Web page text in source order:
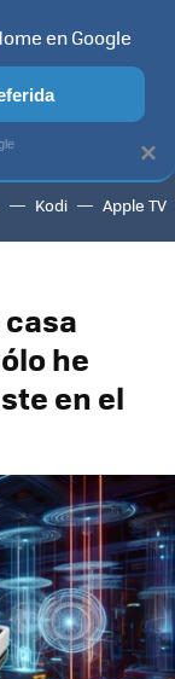
SELECCIÓN
Kodi Apple TV
he
en el
×
en Google